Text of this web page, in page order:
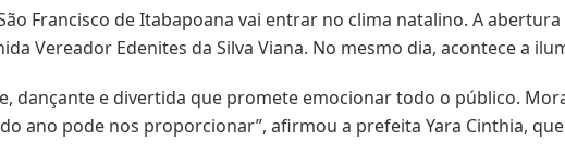
Francisco de Itabapoana vai entrar no clima natalino. A
Vereador Edenites da Silva Viana. No mesmo dia, acontece a
dançante e divertida que promete emocionar todo o público.
ano pode nos proporcionar”, afirmou a prefeita Yara Cinthia,